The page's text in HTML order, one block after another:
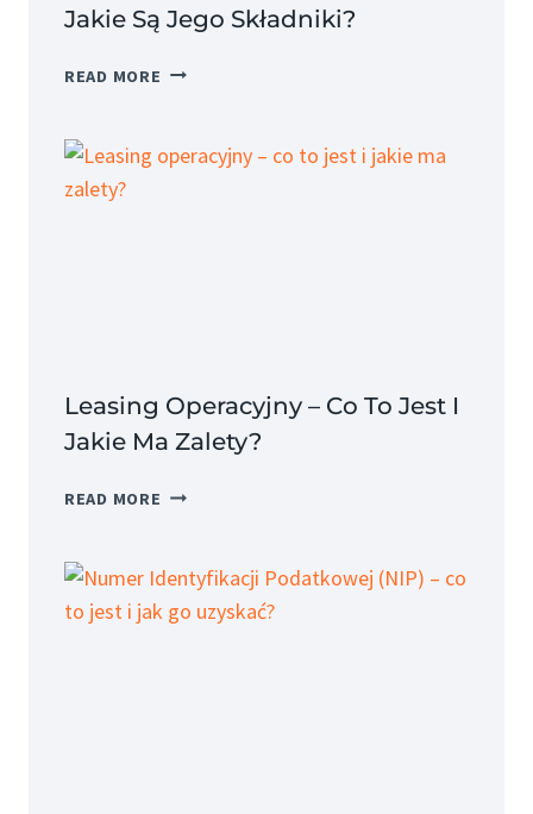
Jakie Są Jego Składniki?
READ MORE KOSZT
JAK
Leasing Operacyjny – Co To Jest I
Jakie Ma Zalety?
READ MORE LEASING
CO
JEST